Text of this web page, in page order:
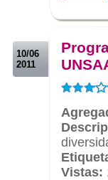
10/06
2011
Vistas: